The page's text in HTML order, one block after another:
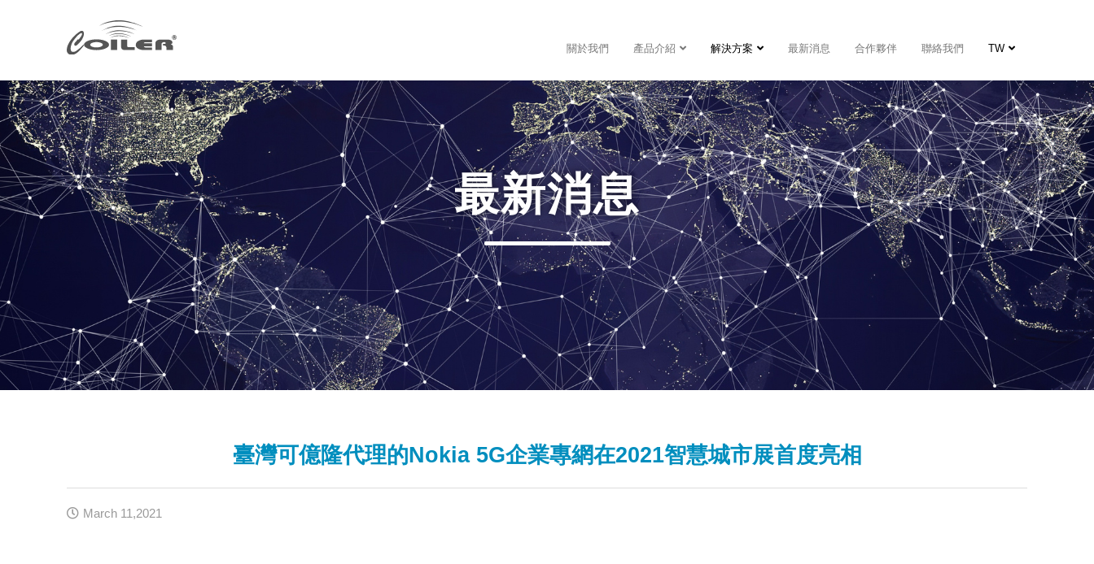
關於我們 產品介紹 解決方案 最新消息 合作夥伴 聯絡我們 TW
最新消息
臺灣可億隆代理的Nokia 5G企業專網在2021智慧城市展首度亮相
March 11,2021